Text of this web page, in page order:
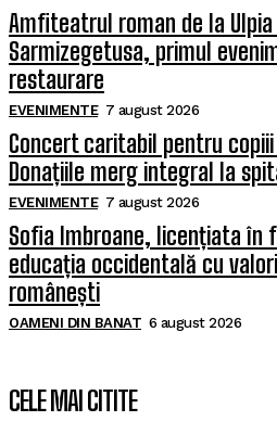
Amfiteatrul roman de la Ulpia
Sarmizegetusa, primul
restaurare
EVENIMENTE 7 august 2026
Concert caritabil pentru copiii
Donațiile merg integral la
EVENIMENTE 7 august 2026
Sofia Imbroane, licențiata în
educația occidentală cu
românești
OAMENI DIN BANAT 6 august 2026
CELE MAI CITITE